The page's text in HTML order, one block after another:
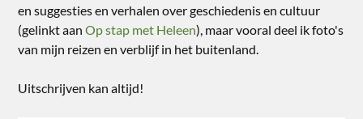
en suggesties en verhalen over geschiedenis en cultuur
(gelinkt aanOp stap met Heleen), maar vooral deel ik foto's
van mijn reizen en verblijf in het buitenland.
Uitschrijven kan altijd!